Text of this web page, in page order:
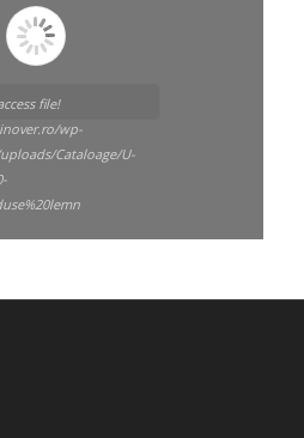
file!
wp-
Cataloage/U-